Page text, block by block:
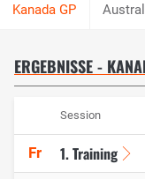
ERGEBNISSE -
Session
Fr 1. Training